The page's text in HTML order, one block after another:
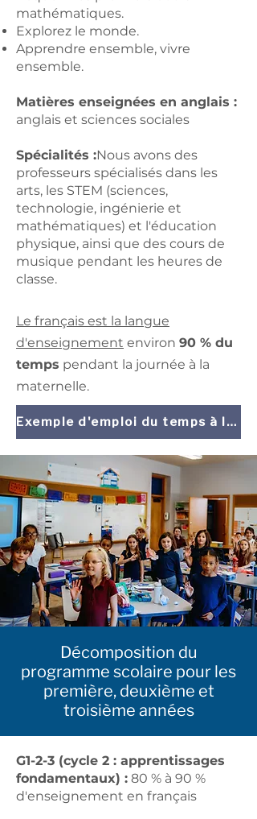
mathématiques.
Explorez le monde.
Apprendre ensemble, vivre
ensemble.
Matières enseignées en anglais :
anglais et sciences sociales
Spécialités :Nous avons des
professeurs spécialisés dans les
arts, les STEM (sciences,
technologie, ingénierie et
mathématiques) et l'éducation
physique, ainsi que des cours de
musique pendant les heures de
classe.
Le français est la langue
d'enseignement environ 90 % du
temps pendant la journée à la
maternelle.
Exemple d'emploi du temps à la maternelle
Décomposition du
programme scolaire pour les
première, deuxième et
troisième années
G1-2-3 (cycle 2 : apprentissages
fondamentaux) : 80 % à 90 %
d'enseignement en français